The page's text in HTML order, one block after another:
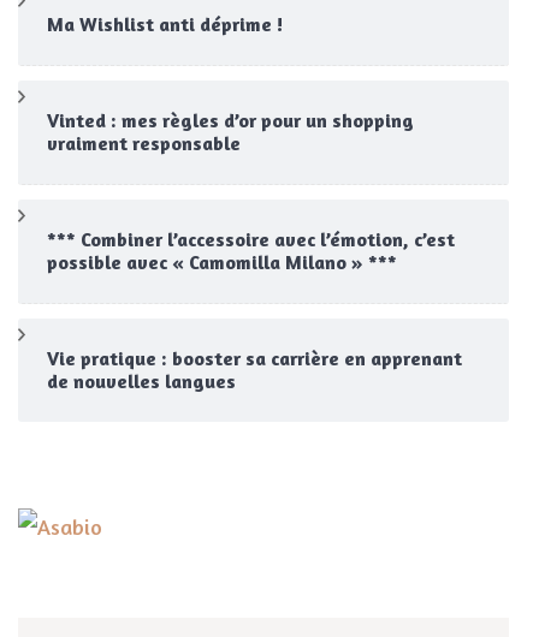
Ma Wishlist anti déprime !
Vinted : mes règles d’or pour un shopping
vraiment responsable
*** Combiner l’accessoire avec l’émotion, c’est
possible avec « Camomilla Milano » ***
Vie pratique : booster sa carrière en apprenant
de nouvelles langues